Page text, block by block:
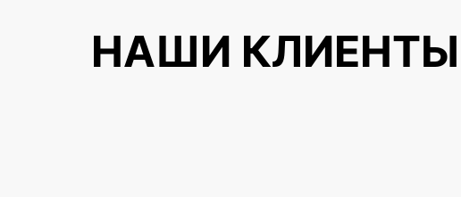
НАШИ КЛИЕНТЫ